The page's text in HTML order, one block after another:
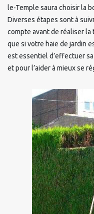
le-Temple saura choisir la
Diverses étapes sont à
compte avant de réaliser la
que si votre haie de jardin
est essentiel d’effectuer
et pour l’aider à mieux se